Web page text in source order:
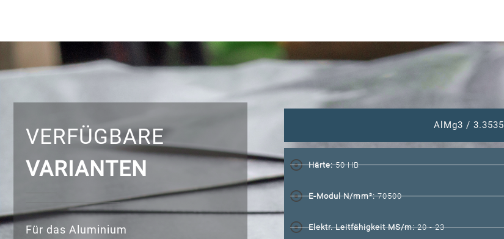
VERFÜGBARE
VARIANTEN
Für das Aluminium
AlMg3 / 3.3535
Härte:50 HB
E-Modul N/mm²:70500
Elektr. Leitfähigkeit MS/m:20 - 23